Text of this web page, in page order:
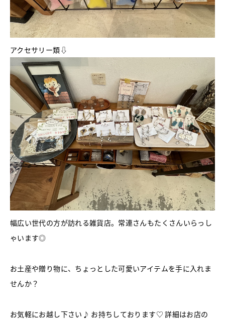
アクセサリー類⇩
幅広い世代の方が訪れる雑貨店。常連さんもたくさんいらっし
ゃいます◎
お土産や贈り物に、ちょっとした可愛いアイテムを手に入れま
せんか？
お気軽にお越し下さい♪ お持ちしております♡ 詳細はお店の